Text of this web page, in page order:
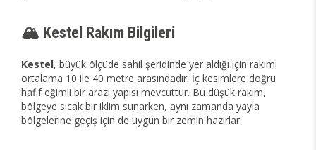
🏔️ Kestel Rakım Bilgileri
Kestel, büyük ölçüde sahil şeridinde yer aldığı için rakımı
ortalama 10 ile 40 metre arasındadır. İç kesimlere doğru
hafif eğimli bir arazi yapısı mevcuttur. Bu düşük rakım,
bölgeye sıcak bir iklim sunarken, aynı zamanda yayla
bölgelerine geçiş için de uygun bir zemin hazırlar.